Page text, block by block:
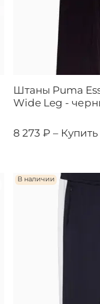
Штаны Puma
Wide Leg -
8 273 ₽ – Купить
В наличии